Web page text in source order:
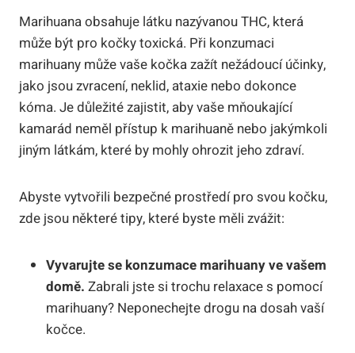
Marihuana obsahuje látku nazývanou THC, která
může být pro kočky toxická. Při konzumaci
marihuany může vaše kočka zažít nežádoucí účinky,
jako jsou zvracení, neklid, ataxie nebo dokonce
kóma. Je důležité zajistit, aby vaše mňoukající
kamarád neměl přístup k marihuaně nebo jakýmkoli
jiným látkám, které by mohly ohrozit jeho zdraví.
Abyste vytvořili bezpečné prostředí pro svou kočku,
zde jsou některé tipy, které byste měli zvážit:
Vyvarujte se konzumace marihuany ve vašem
domě. Zabrali jste si trochu relaxace s pomocí
marihuany? Neponechejte drogu na dosah vaší
kočce.